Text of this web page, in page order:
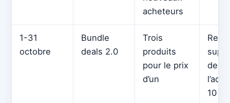
acheteurs
1-31
octobre
Bundle
deals 2.0
Trois
produits
pour le prix
d’un
de 1
10